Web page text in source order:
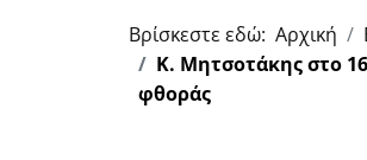
Βρίσκεστε εδώ: Αρχική
Κ. Μητσοτάκης στο
φθοράς